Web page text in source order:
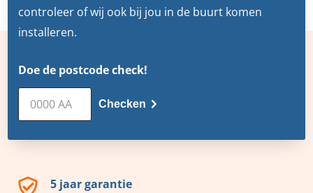
controleer of wij ook bij jou in de buurt komen
installeren.
Doe de postcode check!
Checken
5 jaar garantie